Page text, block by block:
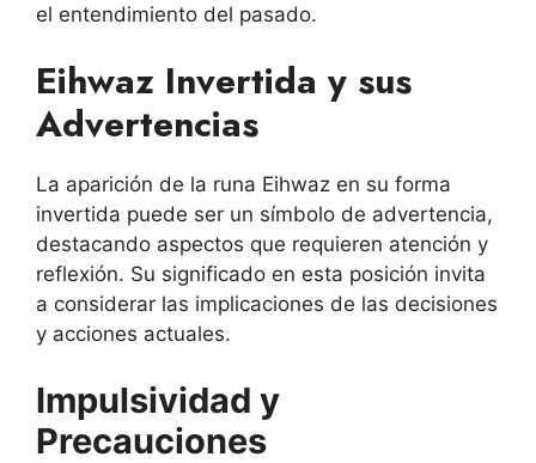
el entendimiento del pasado.
Eihwaz Invertida y sus
Advertencias
La aparición de la runa Eihwaz en su forma
invertida puede ser un símbolo de advertencia,
destacando aspectos que requieren atención y
reflexión. Su significado en esta posición invita
a considerar las implicaciones de las decisiones
y acciones actuales.
Impulsividad y
Precauciones